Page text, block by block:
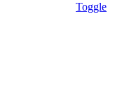
Toggle